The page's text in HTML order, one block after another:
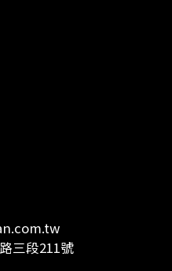
三段211號